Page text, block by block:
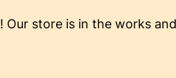
Our store is in the works